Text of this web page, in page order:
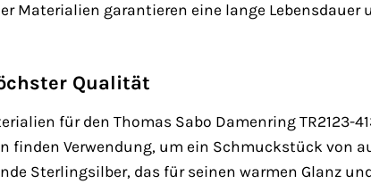
Materialien garantieren eine lange
Qualität
für den Thomas Sabo Damenring
finden Verwendung, um ein Schmuckstück von
Sterlingsilber, das für seinen warmen Glanz